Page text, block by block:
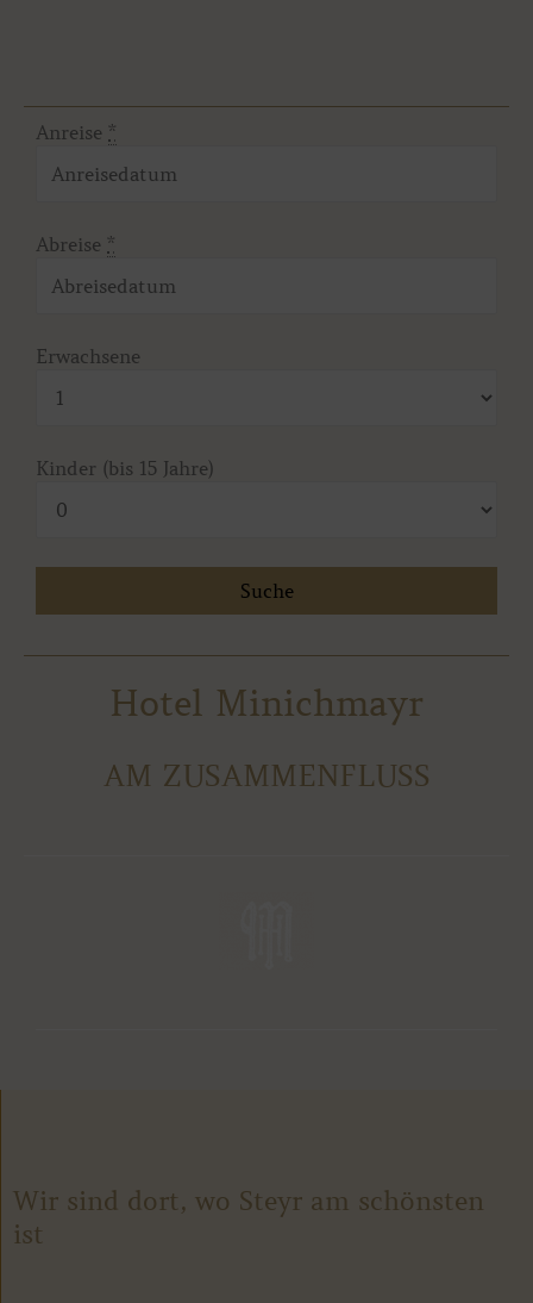
Anreise *
Abreise *
Erwachsene
Kinder (bis 15 Jahre)
Hotel Minichmayr
AM ZUSAMMENFLUSS
Wir sind dort, wo Steyr am schönsten
ist